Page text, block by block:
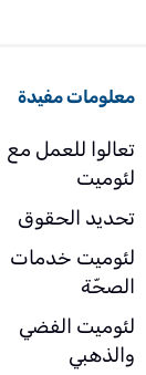
معلومات مفيدة
تعالوا للعمل مع
لئوميت
تحديد الحقوق
لئوميت خدمات
الصحّة
لئوميت الفضي
والذهبي